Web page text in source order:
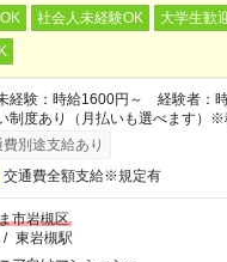
社会人未経験OK 大学生歓
経験：時給1600円～ 経験者：
制度あり（月払いも選べます）※
お支払いとなります。
別途支給あり
交通費全額支給※規定有
市岩槻区
/ 東岩槻駅